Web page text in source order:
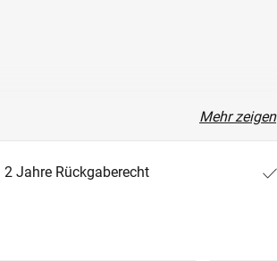
Mehr zeigen
2 Jahre Rückgaberecht